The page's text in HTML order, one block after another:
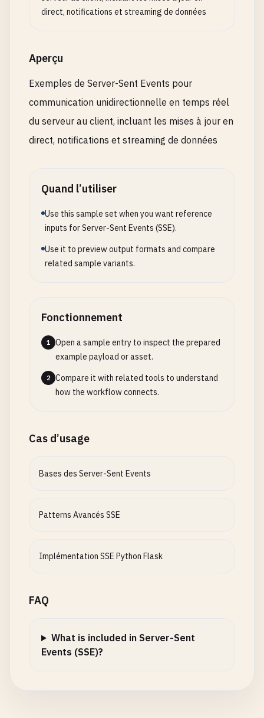
direct, notifications et streaming de données
Aperçu
Exemples de Server-Sent Events pour
communication unidirectionnelle en temps réel
du serveur au client, incluant les mises à jour en
direct, notifications et streaming de données
Quand l’utiliser
Use this sample set when you want reference
inputs for Server-Sent Events (SSE).
Use it to preview output formats and compare
related sample variants.
Fonctionnement
1
Open a sample entry to inspect the prepared
example payload or asset.
2
Compare it with related tools to understand
how the workflow connects.
Cas d’usage
Bases des Server-Sent Events
Patterns Avancés SSE
Implémentation SSE Python Flask
FAQ
What is included in Server-Sent
Events (SSE)?